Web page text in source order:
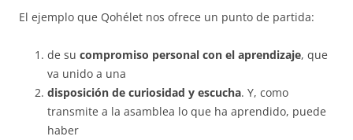
El ejemplo que Qohélet nos ofrece un punto de partida:
de su compromiso personal con el aprendizaje, que
va unido a una
disposición de curiosidad y escucha. Y, como
transmite a la asamblea lo que ha aprendido, puede
haber